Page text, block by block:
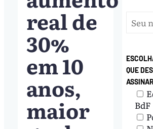
real de
30%
em 10
anos,
maior
QUE
BdF